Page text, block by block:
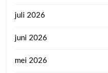
juli 2026
juni 2026
mei 2026